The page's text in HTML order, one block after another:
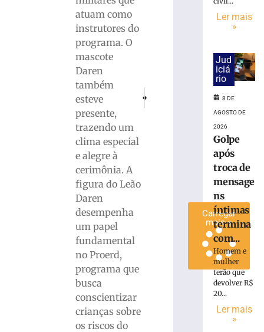
atuam como
instrutores do
programa. O
mascote
Daren
também
esteve
presente,
trazendo um
clima especial
e alegre à
cerimônia. A
figura do Leão
Daren
desempenha
um papel
fundamental
no Proerd,
programa que
busca
conscientizar
crianças sobre
os riscos do
quase
maconha
Blumenau
Carregar
mais »
Ler mais
»
Jud
iciá
rio
8 DE
AGOSTO DE
2026
Golpe
após
troca de
mensage
ns
íntimas
termina
com...
Homem e
mulher
terão que
devolver R$
20...
Ler mais
»